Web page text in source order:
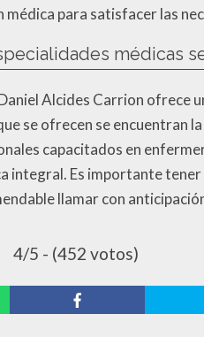
para satisfacer las
médicas
Alcides Carrion ofrece
se ofrecen se encuentran
capacitados en
integral. Es importante
llamar con
4/5 - (452 votos)